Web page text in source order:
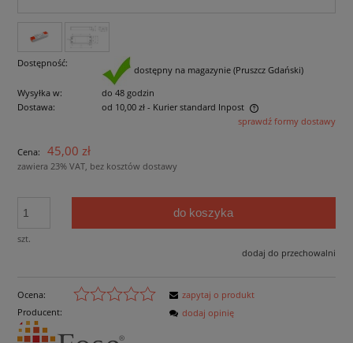
Dostępność:
dostępny na magazynie (Pruszcz Gdański)
Wysyłka w:
do 48 godzin
Dostawa:
od 10,00 zł - Kurier standard Inpost
Cena nie zawiera ewentualnych kosztów płatnościsprawdź formy dostawy
Cena: 45,00 zł
zawiera 23% VAT, bez kosztów dostawy
szt.
do koszyka
dodaj do przechowalni
Ocena:
Producent:
zapytaj o produkt
dodaj opinię